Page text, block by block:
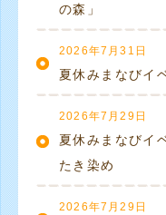
の森」
2026年7月31日
夏休みまなびイ
2026年7月29日
夏休みまなびイ
たき染め
2026年7月29日